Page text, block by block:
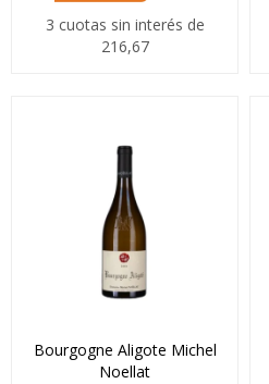
3 cuotas sin interés de
216,67
Bourgogne Aligote Michel
Noellat